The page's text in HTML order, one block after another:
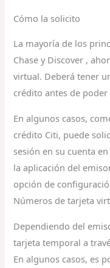
Cómo la solicito
La mayoría de los
Chase y Discover ,
virtual. Deberá tener
crédito antes de
En algunos casos,
crédito Citi, puede
sesión en su cuenta
la aplicación del
opción de
Números de tarjeta
Dependiendo del
tarjeta temporal a
En algunos casos, es